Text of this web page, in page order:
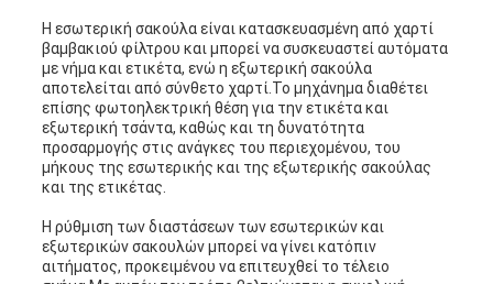
Η εσωτερική σακούλα είναι κατασκευασμένη από χαρτί
βαμβακιού φίλτρου και μπορεί να συσκευαστεί αυτόματα
με νήμα και ετικέτα, ενώ η εξωτερική σακούλα
αποτελείται από σύνθετο χαρτί.Το μηχάνημα διαθέτει
επίσης φωτοηλεκτρική θέση για την ετικέτα και
εξωτερική τσάντα, καθώς και τη δυνατότητα
προσαρμογής στις ανάγκες του περιεχομένου, του
μήκους της εσωτερικής και της εξωτερικής σακούλας
και της ετικέτας.
Η ρύθμιση των διαστάσεων των εσωτερικών και
εξωτερικών σακουλών μπορεί να γίνει κατόπιν
αιτήματος, προκειμένου να επιτευχθεί το τέλειο